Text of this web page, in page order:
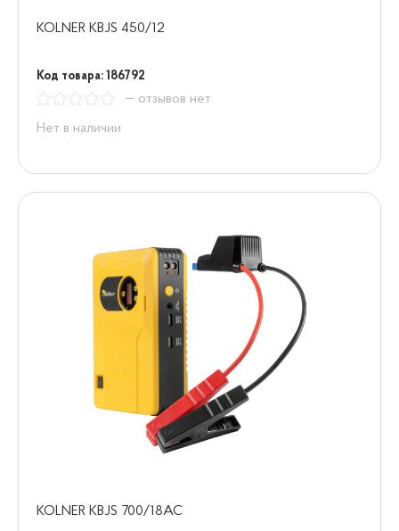
KOLNER KBJS 450/12
Код товара: 186792
— отзывов нет
Нет в наличии
KOLNER KBJS 700/18АС